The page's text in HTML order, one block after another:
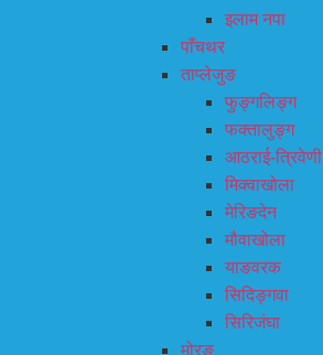
इलाम नपा
पाँचथर
ताप्लेजुङ
फुङ्गलिङ्ग
फक्तालुङ्ग
आठराई-त्रिवेणी
मिक्वाखोला
मेरिङदेन
मौवाखोला
याङवरक
सिदिङ्गवा
सिरिजंघा
मोरङ